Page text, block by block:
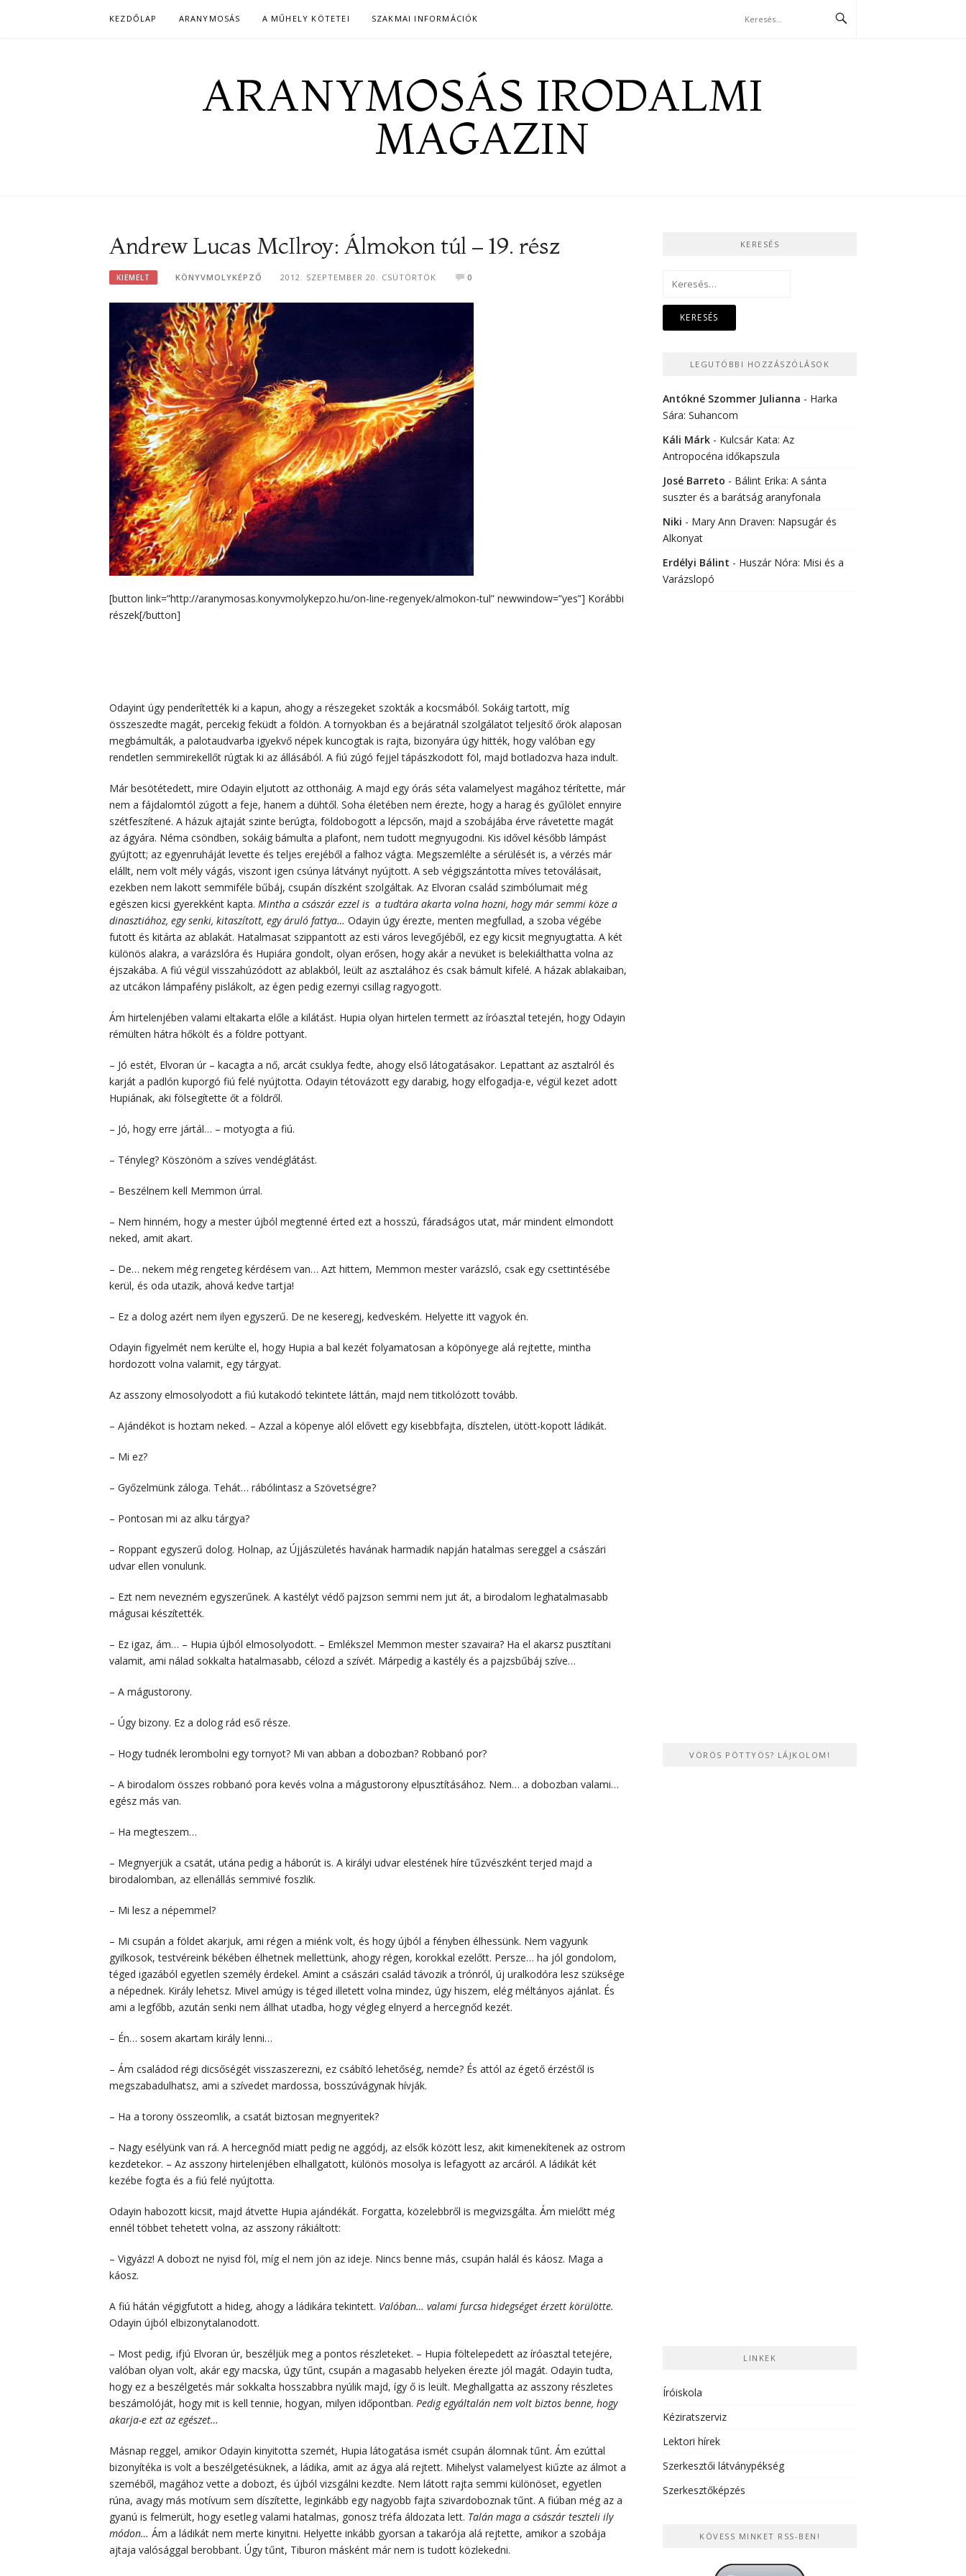
KEZDŐLAP ARANYMOSÁS A MŰHELY KÖTETEI SZAKMAI INFORMÁCIÓK
ARANYMOSÁS IRODALMI
MAGAZIN
Andrew Lucas McIlroy: Álmokon túl – 19. rész
KIEMELT KÖNYVMOLYKÉPZŐ 2012. SZEPTEMBER 20. CSÜTÖRTÖK 0
[button link=”http://aranymosas.konyvmolykepzo.hu/on-line-regenyek/almokon-tul” newwindow=”yes”] Korábbi
részek[/button]
Odayint úgy penderítették ki a kapun, ahogy a részegeket szokták a kocsmából. Sokáig tartott, míg
összeszedte magát, percekig feküdt a földön. A tornyokban és a bejáratnál szolgálatot teljesítő őrök alaposan
megbámulták, a palotaudvarba igyekvő népek kuncogtak is rajta, bizonyára úgy hitték, hogy valóban egy
rendetlen semmirekellőt rúgtak ki az állásából. A fiú zúgó fejjel tápászkodott föl, majd botladozva haza indult.
Már besötétedett, mire Odayin eljutott az otthonáig. A majd egy órás séta valamelyest magához térítette, már
nem a fájdalomtól zúgott a feje, hanem a dühtől. Soha életében nem érezte, hogy a harag és gyűlölet ennyire
szétfeszítené. A házuk ajtaját szinte berúgta, földobogott a lépcsőn, majd a szobájába érve rávetette magát
az ágyára. Néma csöndben, sokáig bámulta a plafont, nem tudott megnyugodni. Kis idővel később lámpást
gyújtott; az egyenruháját levette és teljes erejéből a falhoz vágta. Megszemlélte a sérülését is, a vérzés már
elállt, nem volt mély vágás, viszont igen csúnya látványt nyújtott. A seb végigszántotta míves tetoválásait,
ezekben nem lakott semmiféle bűbáj, csupán díszként szolgáltak. Az Elvoran család szimbólumait még
egészen kicsi gyerekként kapta. Mintha a császár ezzel is a tudtára akarta volna hozni, hogy már semmi köze a
dinasztiához, egy senki, kitaszított, egy áruló fattya… Odayin úgy érezte, menten megfullad, a szoba végébe
futott és kitárta az ablakát. Hatalmasat szippantott az esti város levegőjéből, ez egy kicsit megnyugtatta. A két
különös alakra, a varázslóra és Hupiára gondolt, olyan erősen, hogy akár a nevüket is belekiálthatta volna az
éjszakába. A fiú végül visszahúzódott az ablakból, leült az asztalához és csak bámult kifelé. A házak ablakaiban,
az utcákon lámpafény pislákolt, az égen pedig ezernyi csillag ragyogott.
Ám hirtelenjében valami eltakarta előle a kilátást. Hupia olyan hirtelen termett az íróasztal tetején, hogy Odayin
rémülten hátra hőkölt és a földre pottyant.
– Jó estét, Elvoran úr – kacagta a nő, arcát csuklya fedte, ahogy első látogatásakor. Lepattant az asztalról és
karját a padlón kuporgó fiú felé nyújtotta. Odayin tétovázott egy darabig, hogy elfogadja-e, végül kezet adott
Hupiának, aki fölsegítette őt a földről.
– Jó, hogy erre jártál… – motyogta a fiú.
– Tényleg? Köszönöm a szíves vendéglátást.
– Beszélnem kell Memmon úrral.
– Nem hinném, hogy a mester újból megtenné érted ezt a hosszú, fáradságos utat, már mindent elmondott
neked, amit akart.
– De… nekem még rengeteg kérdésem van… Azt hittem, Memmon mester varázsló, csak egy csettintésébe
kerül, és oda utazik, ahová kedve tartja!
– Ez a dolog azért nem ilyen egyszerű. De ne keseregj, kedveském. Helyette itt vagyok én.
Odayin figyelmét nem kerülte el, hogy Hupia a bal kezét folyamatosan a köpönyege alá rejtette, mintha
hordozott volna valamit, egy tárgyat.
Az asszony elmosolyodott a fiú kutakodó tekintete láttán, majd nem titkolózott tovább.
– Ajándékot is hoztam neked. – Azzal a köpenye alól elővett egy kisebbfajta, dísztelen, ütött-kopott ládikát.
– Mi ez?
– Győzelmünk záloga. Tehát… rábólintasz a Szövetségre?
– Pontosan mi az alku tárgya?
– Roppant egyszerű dolog. Holnap, az Újjászületés havának harmadik napján hatalmas sereggel a császári
udvar ellen vonulunk.
– Ezt nem nevezném egyszerűnek. A kastélyt védő pajzson semmi nem jut át, a birodalom leghatalmasabb
mágusai készítették.
– Ez igaz, ám… – Hupia újból elmosolyodott. – Emlékszel Memmon mester szavaira? Ha el akarsz pusztítani
valamit, ami nálad sokkalta hatalmasabb, célozd a szívét. Márpedig a kastély és a pajzsbűbáj szíve…
– A mágustorony.
– Úgy bizony. Ez a dolog rád eső része.
– Hogy tudnék lerombolni egy tornyot? Mi van abban a dobozban? Robbanó por?
– A birodalom összes robbanó pora kevés volna a mágustorony elpusztításához. Nem… a dobozban valami…
egész más van.
– Ha megteszem…
– Megnyerjük a csatát, utána pedig a háborút is. A királyi udvar elestének híre tűzvészként terjed majd a
birodalomban, az ellenállás semmivé foszlik.
– Mi lesz a népemmel?
– Mi csupán a földet akarjuk, ami régen a miénk volt, és hogy újból a fényben élhessünk. Nem vagyunk
gyilkosok, testvéreink békében élhetnek mellettünk, ahogy régen, korokkal ezelőtt. Persze… ha jól gondolom,
téged igazából egyetlen személy érdekel. Amint a császári család távozik a trónról, új uralkodóra lesz szüksége
a népednek. Király lehetsz. Mivel amúgy is téged illetett volna mindez, úgy hiszem, elég méltányos ajánlat. És
ami a legfőbb, azután senki nem állhat utadba, hogy végleg elnyerd a hercegnőd kezét.
– Én… sosem akartam király lenni…
– Ám családod régi dicsőségét visszaszerezni, ez csábító lehetőség, nemde? És attól az égető érzéstől is
megszabadulhatsz, ami a szívedet mardossa, bosszúvágynak hívják.
– Ha a torony összeomlik, a csatát biztosan megnyeritek?
– Nagy esélyünk van rá. A hercegnőd miatt pedig ne aggódj, az elsők között lesz, akit kimenekítenek az ostrom
kezdetekor. – Az asszony hirtelenjében elhallgatott, különös mosolya is lefagyott az arcáról. A ládikát két
kezébe fogta és a fiú felé nyújtotta.
Odayin habozott kicsit, majd átvette Hupia ajándékát. Forgatta, közelebbről is megvizsgálta. Ám mielőtt még
ennél többet tehetett volna, az asszony rákiáltott:
– Vigyázz! A dobozt ne nyisd föl, míg el nem jön az ideje. Nincs benne más, csupán halál és káosz. Maga a
káosz.
A fiú hátán végigfutott a hideg, ahogy a ládikára tekintett. Valóban… valami furcsa hidegséget érzett körülötte.
Odayin újból elbizonytalanodott.
– Most pedig, ifjú Elvoran úr, beszéljük meg a pontos részleteket. – Hupia föltelepedett az íróasztal tetejére,
valóban olyan volt, akár egy macska, úgy tűnt, csupán a magasabb helyeken érezte jól magát. Odayin tudta,
hogy ez a beszélgetés már sokkalta hosszabbra nyúlik majd, így ő is leült. Meghallgatta az asszony részletes
beszámolóját, hogy mit is kell tennie, hogyan, milyen időpontban. Pedig egyáltalán nem volt biztos benne, hogy
akarja-e ezt az egészet…
Másnap reggel, amikor Odayin kinyitotta szemét, Hupia látogatása ismét csupán álomnak tűnt. Ám ezúttal
bizonyítéka is volt a beszélgetésüknek, a ládika, amit az ágya alá rejtett. Mihelyst valamelyest kiűzte az álmot a
szeméből, magához vette a dobozt, és újból vizsgálni kezdte. Nem látott rajta semmi különöset, egyetlen
rúna, avagy más motívum sem díszítette, leginkább egy nagyobb fajta szivardoboznak tűnt. A fiúban még az a
gyanú is felmerült, hogy esetleg valami hatalmas, gonosz tréfa áldozata lett. Talán maga a császár teszteli ily
módon… Ám a ládikát nem merte kinyitni. Helyette inkább gyorsan a takarója alá rejtette, amikor a szobája
ajtaja valósággal berobbant. Úgy tűnt, Tiburon másként már nem is tudott közlekedni.
KERESÉS
Keresés:
LEGUTÓBBI HOZZÁSZÓLÁSOK
Antókné Szommer Julianna - Harka
Sára: Suhancom
Káli Márk - Kulcsár Kata: Az
Antropocéna időkapszula
José Barreto - Bálint Erika: A sánta
suszter és a barátság aranyfonala
Niki - Mary Ann Draven: Napsugár és
Alkonyat
Erdélyi Bálint - Huszár Nóra: Misi és a
Varázslopó
VÖRÖS PÖTTYÖS? LÁJKOLOM!
LINKEK
Íróiskola
Kéziratszerviz
Lektori hírek
Szerkesztői látványpékség
Szerkesztőképzés
KÖVESS MINKET RSS-BEN!